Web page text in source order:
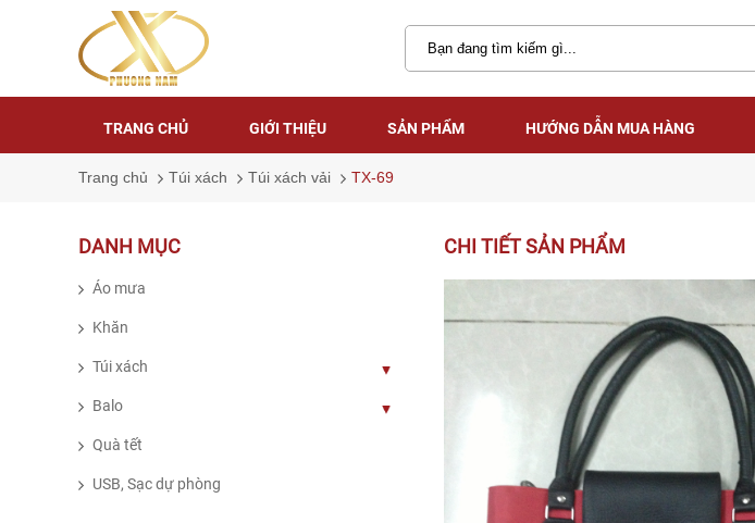
TRANG CHỦ
TRANG CHỦ
GIỚI THIỆU
GIỚI THIỆU
SẢN PHẨM
SẢN PHẨM
HƯỚNG DẪN MUA HÀNG
HƯỚNG DẪN MUA HÀNG
Trang chủ Túi xách Túi xách vải TX-69
DANH MỤC
Áo mưa
Khăn
Túi xách
Balo
Quà tết
USB, Sạc dự phòng
CHI TIẾT SẢN PHẨM